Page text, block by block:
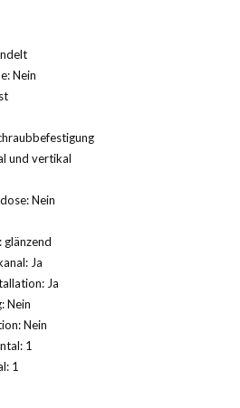
Nein
und vertikal
Nein
glänzend
Ja
Ja
Nein
Nein
1
1